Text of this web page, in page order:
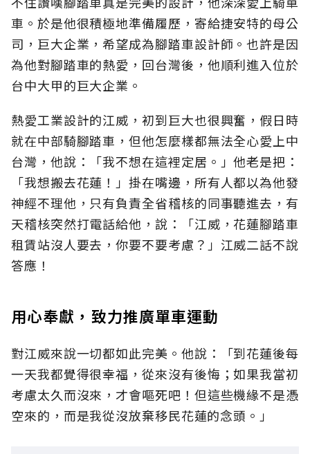
車。於是他很積極地準備履歷，寄給捷安特的母公
司，巨大企業，希望成為腳踏車設計師。也許是因
為他對腳踏車的熱愛，回台灣後，他順利進入位於
台中大甲的巨大企業。
熱愛工業設計的江威，初到巨大也很興奮，假日時
就在中部騎腳踏車，但他怎麼樣都無法全心愛上中
台灣，他說：「我不想在這裡定居。」他老是把：
「我想搬去花蓮！」掛在嘴邊，所有人都以為他發
神經不理他，只有負責全省稽核的同事聽進去，有
天稽核突然打電話給他，說：「江威，花蓮腳踏車
租賃站沒人要去，你要不要考慮？」江威二話不說
答應！
用心奉獻，致力推廣單車運動
對江威來說一切都如此完美。他說：「到花蓮後每
一天我都覺得很幸福，從來沒有後悔；如果我當初
考慮太久而沒來，才會嘔死吧！但這些機緣不是憑
空來的，而是我從沒放棄移民花蓮的念頭。」